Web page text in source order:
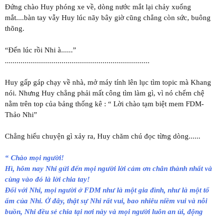
Đứng chào Huy phóng xe về, dòng nước mắt lại chảy xuống
mắt....bàn tay vẫy Huy lúc nãy bây giờ cũng chẳng còn sức, buông
thõng.
“Đến lúc rồi Nhi à......”
..........................................................................
Huy gấp gáp chạy về nhà, mở máy tính lên lục tìm topic mà Khang
nói. Nhưng Huy chẳng phải mất công tìm làm gì, vì nó chếm chệ
nằm trên top của bảng thống kê : “ Lời chào tạm biệt mem FDM-
Thảo Nhi”
Chẳng hiểu chuyện gì xảy ra, Huy chăm chú đọc từng dòng......
“ Chào mọi người!
Hì, hôm nay Nhi gửi đến mọi người lời cảm ơn chân thành nhất và
cùng vào đó là lời chia tay!
Đối với Nhi, mọi người ở FDM như là một gia đình, như là một tổ
ấm của Nhi. Ở đây, thật sự Nhi rất vui, bao nhiêu niềm vui và nỗi
buồn, Nhi đều sẻ chia tại nơi này và mọi người luôn an ủi, động